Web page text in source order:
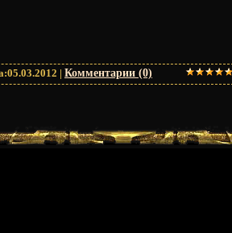
05.03.2012 | Комментарии (0)